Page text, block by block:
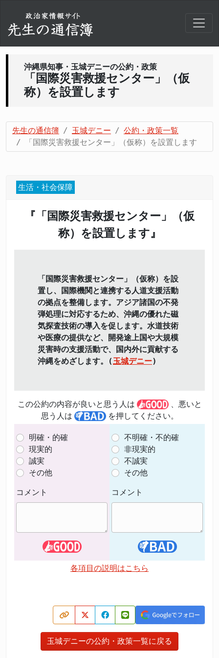
沖縄県知事・玉城デニーの公約・政策
「国際災害救援センター」（仮
称）を設置します
先生の通信簿 玉城デニー
公約・政策一覧
「国際災害救援センター」（仮称）を設置します
生活・社会保障
『「国際災害救援センター」（仮
称）を設置します』
「国際災害救援センター」（仮称）を設
置し、国際機関と連携する人道支援活動
の拠点を整備します。アジア諸国の不発
弾処理に対応するため、沖縄の優れた磁
気探査技術の導入を促します。水道技術
や医療の提供など、開発途上国や大規模
災害時の支援活動で、国内外に貢献する
沖縄をめざします。( 玉城デニー)
この公約の内容が良いと思う人は
、悪いと
思う人は
を押してください。
明確・的確
現実的
誠実
その他
コメント
不明確・不的確
非現実的
不誠実
その他
コメント
各項目の説明はこちら
玉城デニーの公約・政策一覧に戻る